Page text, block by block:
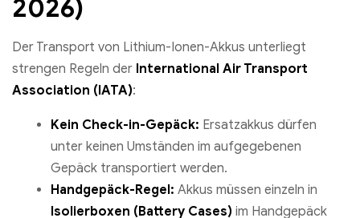
2026)
Der Transport von Lithium-Ionen-Akkus unterliegt
strengen Regeln der International Air Transport
Association (IATA):
Kein Check-in-Gepäck: Ersatzakkus dürfen
unter keinen Umständen im aufgegebenen
Gepäck transportiert werden.
Handgepäck-Regel: Akkus müssen einzeln in
Isolierboxen (Battery Cases) im Handgepäck